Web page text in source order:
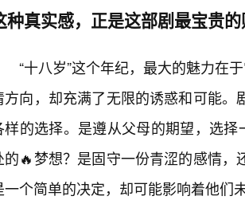
种真实感，正是这部剧最宝贵
“十八岁”这个年纪，最大的魅力在
方向，却充满了无限的诱惑和可能
样的选择。是遵从父母的期望，选
的🔥梦想？是固守一份青涩的感情
一个简单的决定，却可能影响着他们